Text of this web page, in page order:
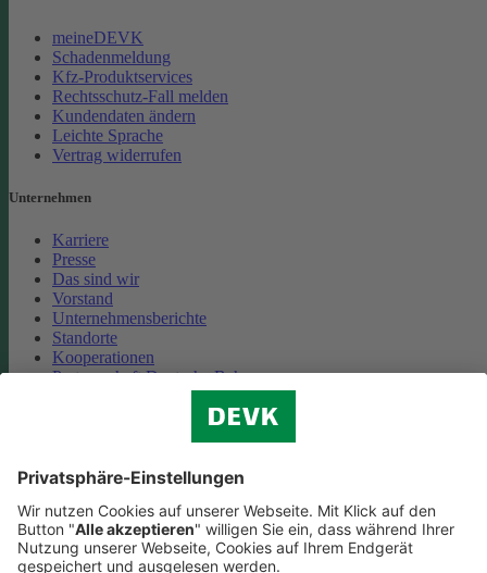
meineDEVK
Schadenmeldung
Kfz-Produktservices
Rechtsschutz-Fall melden
Kundendaten ändern
Leichte Sprache
Vertrag widerrufen
Unternehmen
Karriere
Presse
Das sind wir
Vorstand
Unternehmensberichte
Standorte
Kooperationen
Partnerschaft Deutsche Bahn
Cookie-Einstellungen